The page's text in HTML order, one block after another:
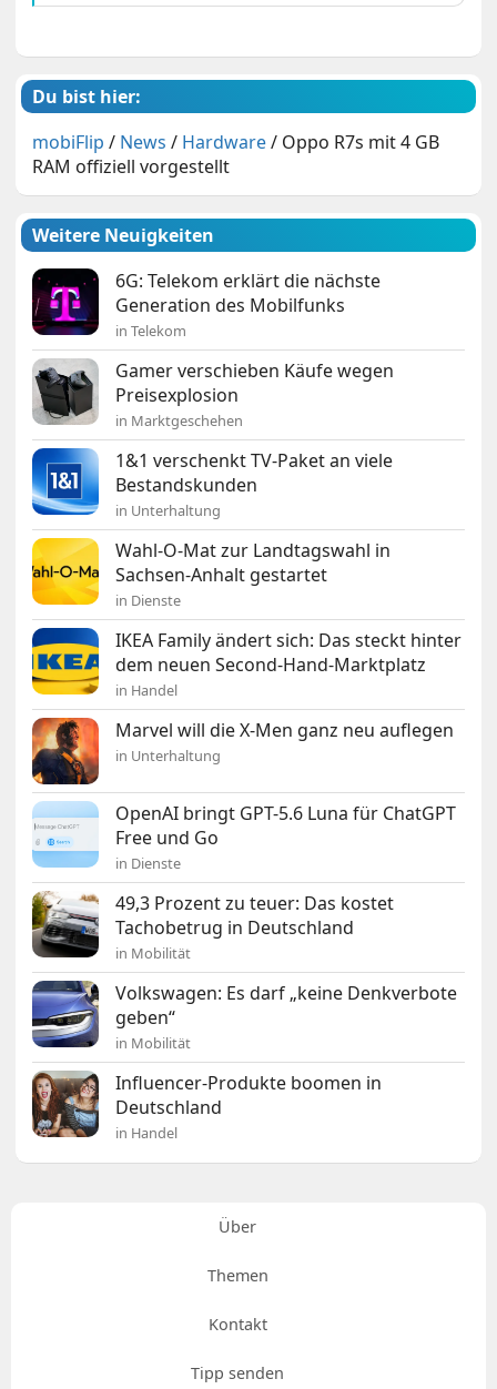
Du bist hier:
mobiFlip / News / Hardware/ Oppo R7s mit 4 GB
RAM offiziell vorgestellt
Weitere Neuigkeiten
6G: Telekom erklärt die nächste
Generation des Mobilfunks
in Telekom
Gamer verschieben Käufe wegen
Preisexplosion
in Marktgeschehen
1&1 verschenkt TV-Paket an viele
Bestandskunden
in Unterhaltung
Wahl-O-Mat zur Landtagswahl in
Sachsen-Anhalt gestartet
in Dienste
IKEA Family ändert sich: Das steckt hinter
dem neuen Second-Hand-Marktplatz
in Handel
Marvel will die X-Men ganz neu auflegen
in Unterhaltung
OpenAI bringt GPT-5.6 Luna für ChatGPT
Free und Go
in Dienste
49,3 Prozent zu teuer: Das kostet
Tachobetrug in Deutschland
in Mobilität
Volkswagen: Es darf „keine Denkverbote
geben“
in Mobilität
Influencer-Produkte boomen in
Deutschland
in Handel
Über
Themen
Kontakt
Tipp senden